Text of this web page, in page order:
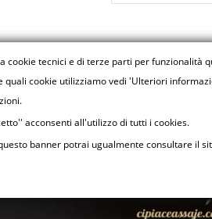
cookie tecnici e di terze parti per funzionalità
quali cookie utilizziamo vedi 'Ulteriori
acconsenti all'utilizzo di tutti i cookies.
banner potrai ugualmente consultare il